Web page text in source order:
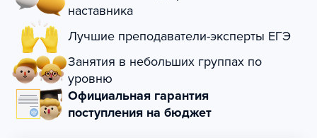
наставника
Лучшие преподаватели-эксперты ЕГЭ
Занятия в небольших группах по
уровню
Официальная гарантия
поступления на бюджет